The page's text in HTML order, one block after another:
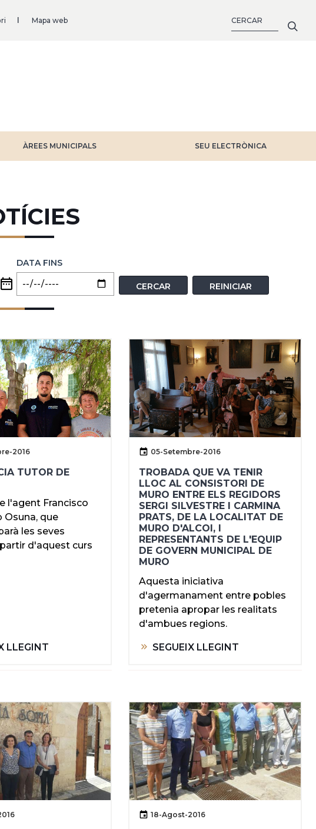
Mapa web
ÀREES MUNICIPALS SEU ELECTRÒNICA
DATA FINS
2016
TUTOR DE
l'agent Francisco
Osuna, que
les seves
d'aquest curs
LLEGINT
05-Setembre-2016
TROBADA QUE VA TENIR
LLOC AL CONSISTORI DE
MURO ENTRE ELS REGIDORS
SERGI SILVESTRE I CARMINA
PRATS, DE LA LOCALITAT DE
MURO D'ALCOI, I
REPRESENTANTS DE L'EQUIP
DE GOVERN MUNICIPAL DE
MURO
Aquesta iniciativa
d'agermanament entre pobles
pretenia apropar les realitats
d'ambues regions.
SEGUEIX LLEGINT
18-Agost-2016